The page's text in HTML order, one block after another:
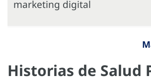
marketing digital
Historias de Salud